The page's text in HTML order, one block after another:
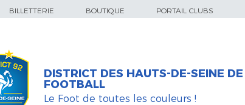
BILLETTERIE BOUTIQUE PORTAIL CLUBS
DISTRICT DES HAUTS-DE-SEINE DE
FOOTBALL
Le Foot de toutes les couleurs !